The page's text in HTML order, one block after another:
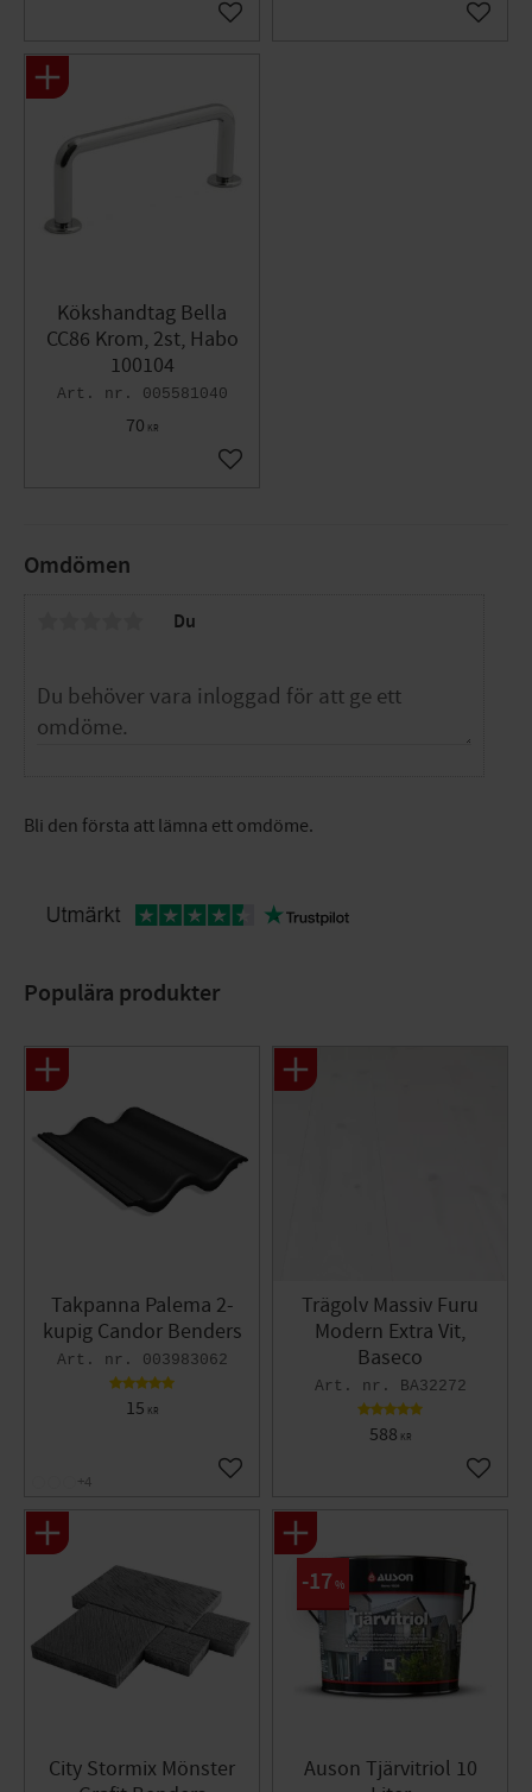
Omdömen
Du
Bli den första att lämna ett omdöme.
Lägg till i favoriter Lägg
Kökshandtag Bella
CC86 Krom, 2st, Habo
100104
005581040
70 KR
Lägg till i favoriter
Populära produkter
Takpanna Palema 2-
kupig Candor Benders
003983062
15 KR
Lägg till i favoriter
+4
Trägolv Massiv Furu
Modern Extra Vit,
Baseco
BA32272
588 KR
Lägg
City Stormix Mönster
Auson Tjärvitriol 10
17 %